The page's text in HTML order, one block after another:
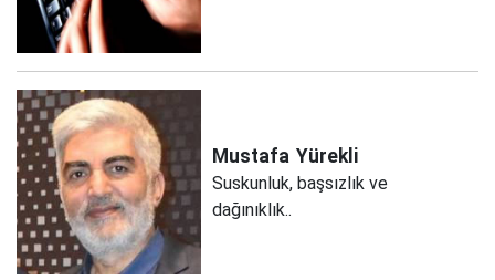
Mustafa Yürekli
Suskunluk, başsızlık ve
dağınıklık..